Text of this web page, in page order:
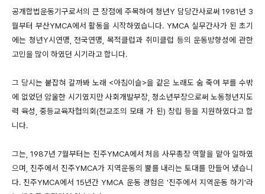
공개합법운동기구로서의 큰 장점에 주목하여 청년Y 담당간사로써 1981년 3
월부터 부산YMCA에서 활동을 시작하였습니다. YMCA 실무간사가 된 초기
에는 청년Y시연맹, 전국연맹, 목적클럽과 취미클럽 등의 운동방향성에 관한
고민을 많이 하였던 시기라고 합니다.
그 당시는 붙잡혀 갈까봐 노래 <아침이슬>을 같은 노래도 숨 죽여 부를 수밖
에 없었던 암울한 시기였지만 사회개발부장, 청소년부장으로써 노동청년지도
력 육성, 중등교육자협의회(전교조의 모태 가 된) 창립 등을 지원하였다고 합
니다.
그는, 1987년 7월부터는 진주YMCA에서 처음 사무총장 역할을 맡아 일하였
으며, 진주에서 진주YMCA가 지역운동의 뿔를 내리는 토대를 만들어 냈습니
다. 진주YMCA에서 15년간 YMCA 운동 경험은 '진주에서 지역운동 하기'라